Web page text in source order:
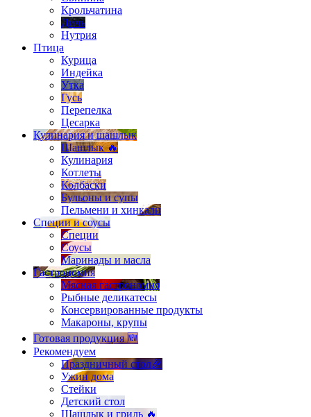
Крольчатина
Дичь
Нутрия
Птица
Курица
Индейка
Утка
Гусь
Перепелка
Цесарка
Кулинария и шашлык
Шашлык 🔥
Кулинария
Котлеты
Колбаски
Бульоны и супы
Пельмени и хинкали
Специи и соусы
Специи
Соусы
Маринады и масла
Гастрономия
Мясная гастрономия
Рыбные деликатесы
Консервированные продукты
Макароны, крупы
Готовая продукция 🆕
Рекомендуем
Праздничный стол🎉
Ужин дома
Стейки
Детский стол
Шашлык и гриль 🔥